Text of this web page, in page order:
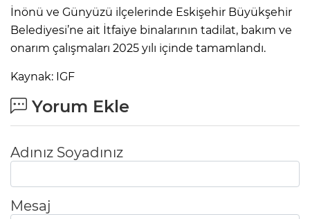
İnönü ve Günyüzü ilçelerinde Eskişehir Büyükşehir
Belediyesi’ne ait İtfaiye binalarının tadilat, bakım ve
onarım çalışmaları 2025 yılı içinde tamamlandı.
Kaynak: IGF
Yorum Ekle
Adınız Soyadınız
Mesaj